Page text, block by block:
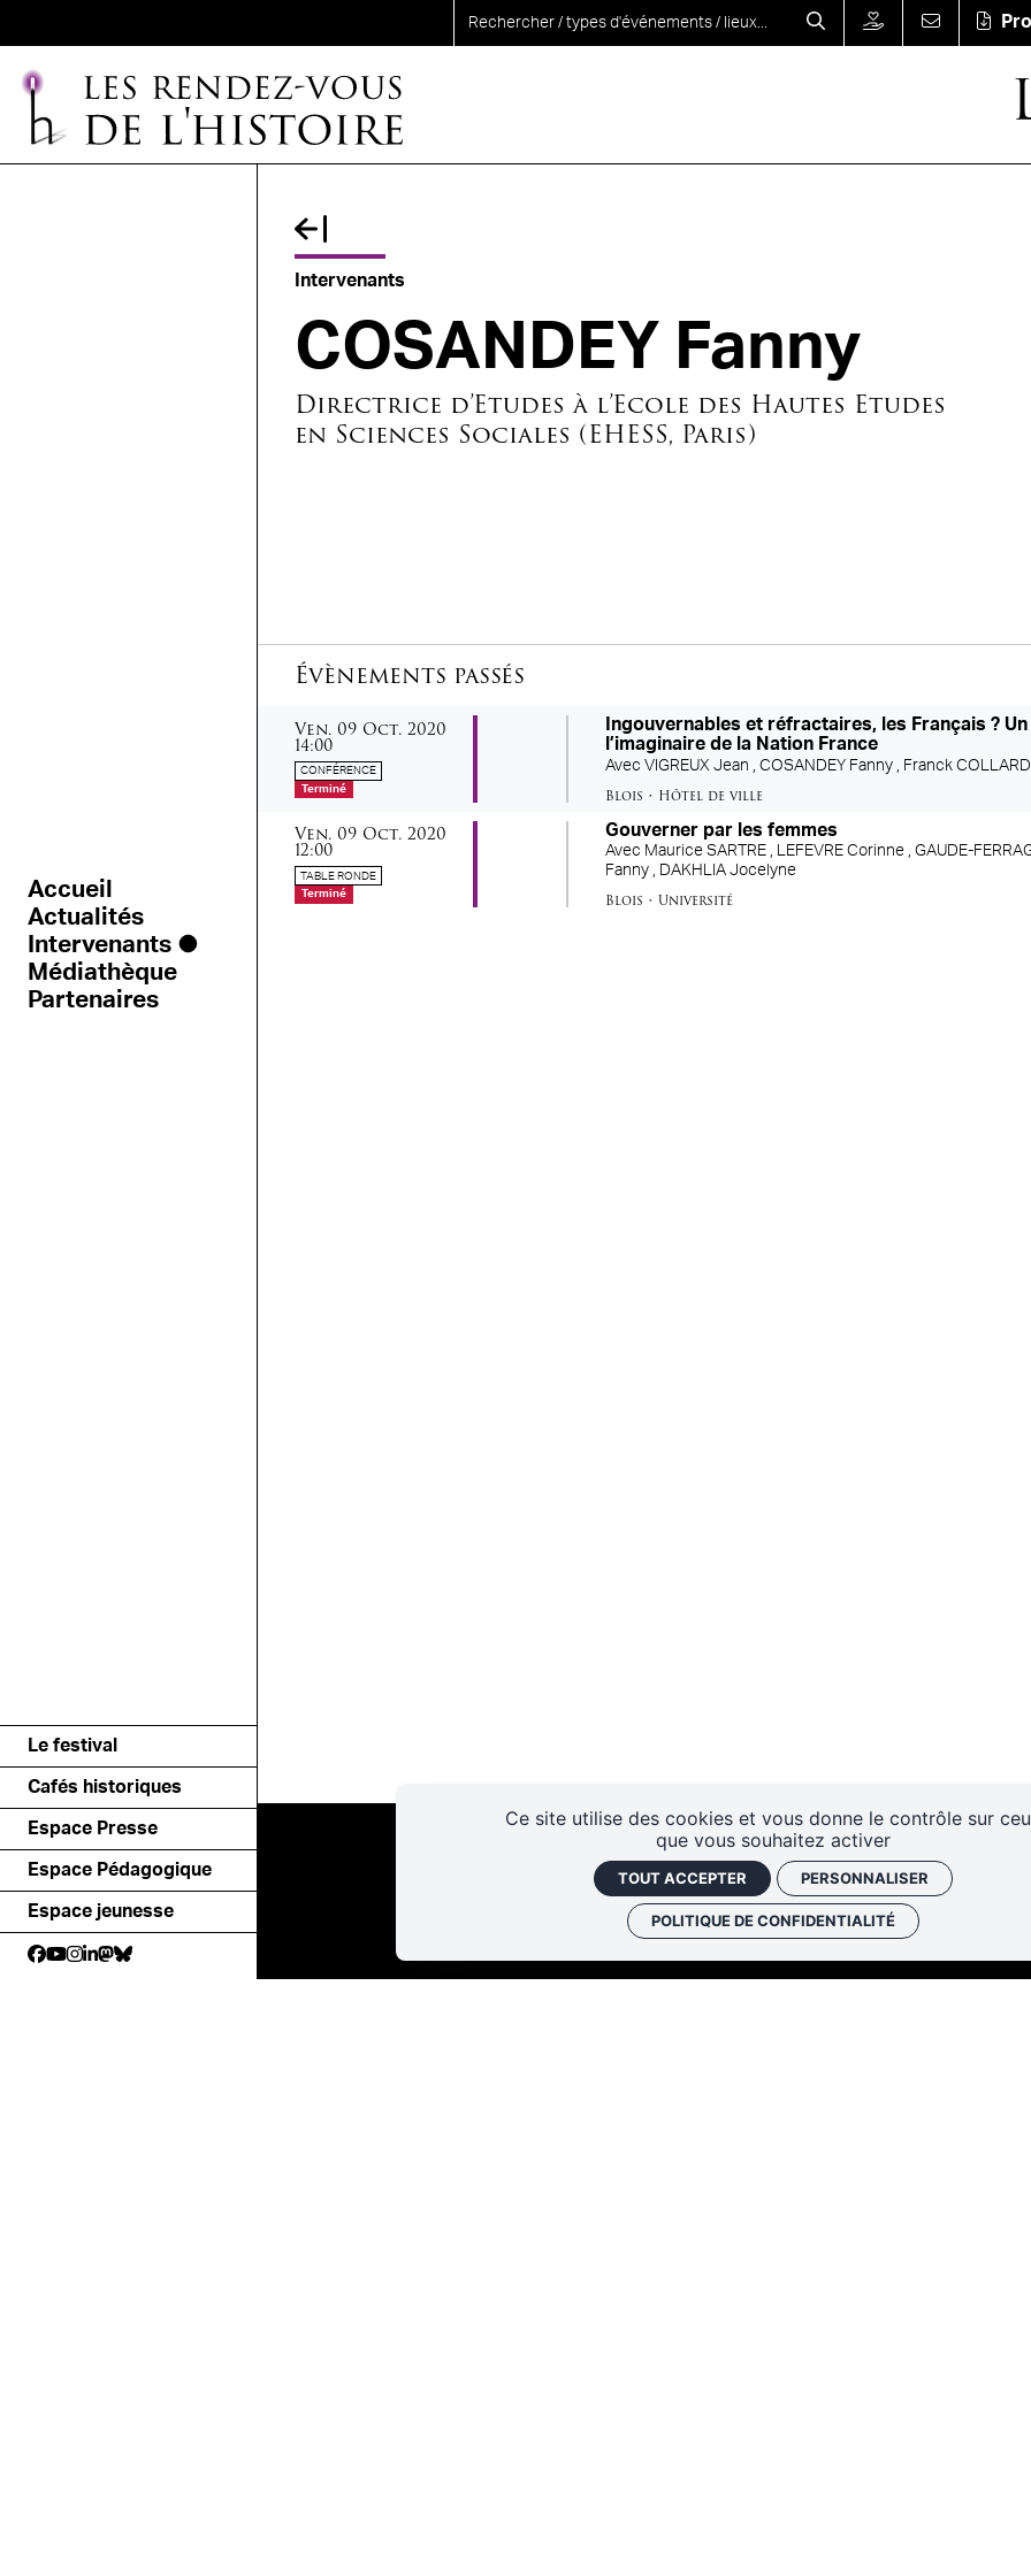
Ce site utilise des cookies et vous donne le contrôle sur
que vous souhaitez activer
TOUT ACCEPTER PERSONNALISER
POLITIQUE DE CONFIDENTIALITÉ
Accueil
Actualités
Intervenants
Médiathèque
Partenaires
Le festival
Cafés historiques
Espace Presse
Espace Pédagogique
Espace jeunesse
Fil d'Ariane
Intervenants
COSANDEY Fanny
Directrice d’Etudes à l’Ecole des Hautes Etudes
en Sciences Sociales (EHESS, Paris)
Évènements passés
vendredi
Ven. 09 octobre
Oct. 2020
14:00
CONFÉRENCE
Terminé
Ingouvernables et réfractaires, les Français ?
l’imaginaire de la Nation France
AvecVIGREUX Jean ,COSANDEY Fanny , Franck
Blois • Hôtel de ville
vendredi
Ven. 09 octobre
Oct. 2020
12:00
TABLE RONDE
Terminé
Gouverner par les femmes
Avec Maurice SARTRE , LEFEVRE Corinne ,GAUDE-
Fanny , DAKHLIA Jocelyne
Blois •Université
Les cafés Faire un don